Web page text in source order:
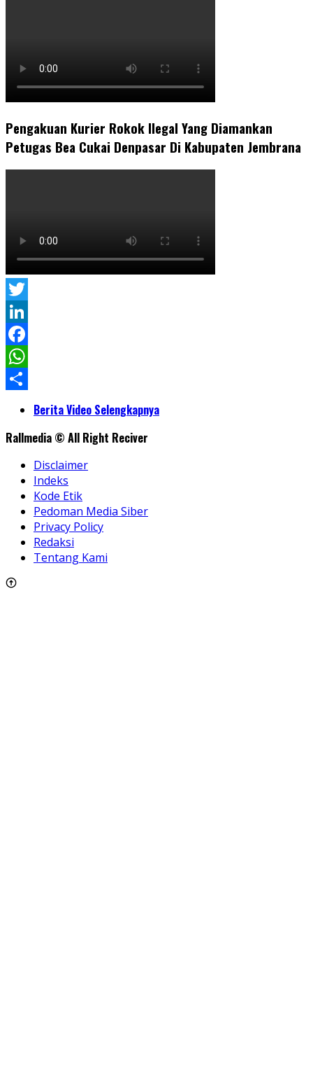
Pengakuan Kurier Rokok Ilegal Yang Diamankan
Petugas Bea Cukai Denpasar Di Kabupaten Jembrana
Twitter
LinkedIn
Facebook
WhatsApp
ShareBerita Video Selengkapnya
Rallmedia © All Right Reciver
Disclaimer
Indeks
Kode Etik
Pedoman Media Siber
Privacy Policy
Redaksi
Tentang Kami